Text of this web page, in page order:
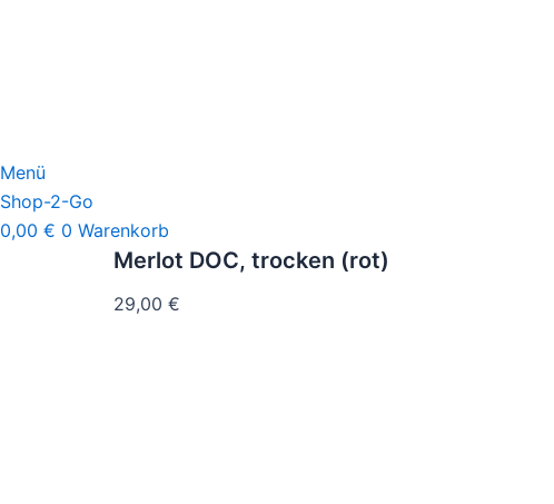
Menü
Shop-2-Go
0,00 € 0 Warenkorb
Merlot DOC, trocken (rot)
29,00 €